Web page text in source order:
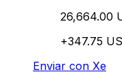
26,664.00
+347.75
Enviar con Xe